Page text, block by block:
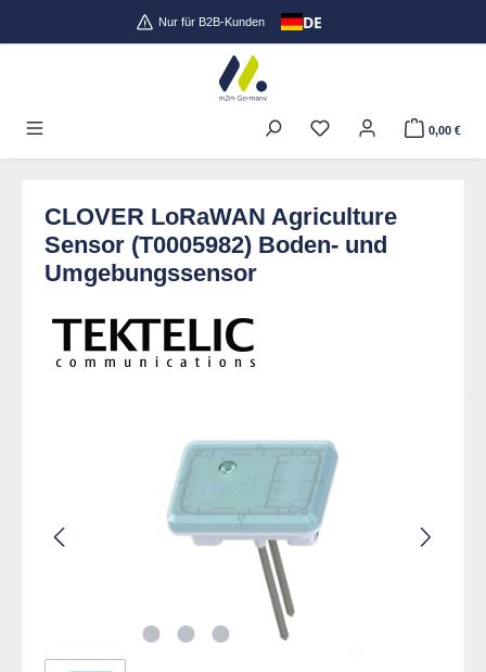
Zum Hauptinhalt springenNur für B2B-Kunden DE
0,00 €
CLOVER LoRaWAN Agriculture
Sensor (T0005982) Boden- und
Umgebungssensor